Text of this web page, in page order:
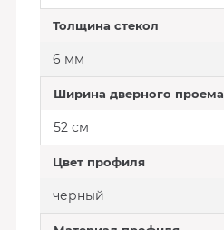
Толщина стекол
6 мм
Ширина дверного проема
52 см
Цвет профиля
черный